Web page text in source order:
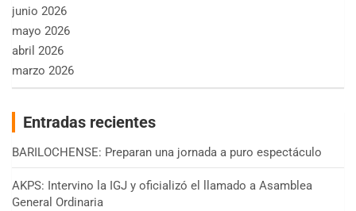
junio 2026
mayo 2026
abril 2026
marzo 2026
Entradas recientes
BARILOCHENSE: Preparan una jornada a puro espectáculo
AKPS: Intervino la IGJ y oficializó el llamado a Asamblea
General Ordinaria